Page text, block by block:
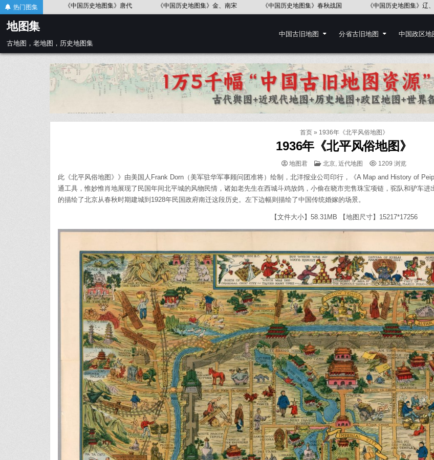
Skip
to
content
热门图集
《中国历史地图集》春秋战国 《中国历史地图集》辽、北宋 《中国历史地图集》东汉 《中国历史地图集》五代十国
地图集
古地图，老地图，历史地图集
中国古旧地图 分省古旧地图 中国政区地
首页» 1936年《北平风俗地图》
1936年《北平风俗地图》
地图君
POSTED
北京, 近代地图 1209 浏览
此《北平风俗地图》》由美国人Frank Dorn（美军驻华军事顾问团准将）绘制，北洋报业公司印行，《A Map and History of
通工具，惟妙惟肖地展现了民国年间北平城的风物民情，诸如老先生在西城斗鸡放鸽，小偷在晓市兜售珠宝项链，驼队和驴车
的描绘了北京从春秋时期建城到1928年民国政府南迁这段历史。左下边幅则描绘了中国传统婚嫁的场景。
【文件大小】58.31MB 【地图尺寸】15217*17256